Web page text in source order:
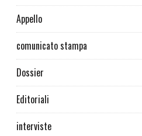
Appello
comunicato stampa
Dossier
Editoriali
interviste